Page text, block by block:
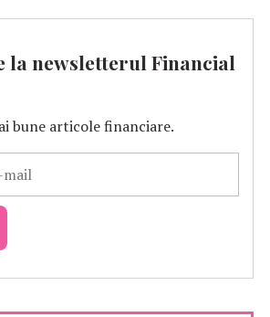
la newsletterul Financial
bune articole financiare.